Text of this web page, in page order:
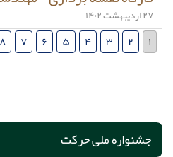
۲۷ اردیبهشت ۱۴۰۲
۱ ۲ ۳ ۴ ۵ ۶ ۷ ۸
جشنواره ملی حرکت